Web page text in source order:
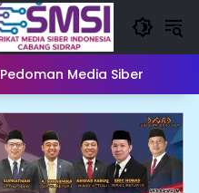
Pedoman Media Siber